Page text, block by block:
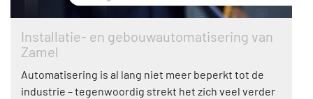
Installatie- en gebouwautomatisering van
Zamel
Automatisering is al lang niet meer beperkt tot de
industrie – tegenwoordig strekt het zich veel verder